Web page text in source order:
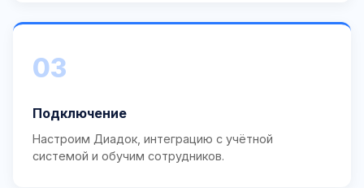
03
Подключение
Настроим Диадок, интеграцию с учётной
системой и обучим сотрудников.